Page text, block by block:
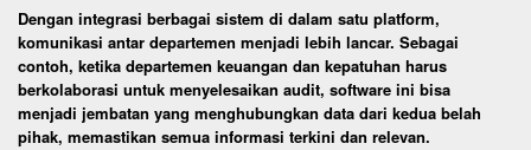
Dengan integrasi berbagai sistem di dalam satu platform,
komunikasi antar departemen menjadi lebih lancar. Sebagai
contoh, ketika departemen keuangan dan kepatuhan harus
berkolaborasi untuk menyelesaikan audit, software ini bisa
menjadi jembatan yang menghubungkan data dari kedua belah
pihak, memastikan semua informasi terkini dan relevan.